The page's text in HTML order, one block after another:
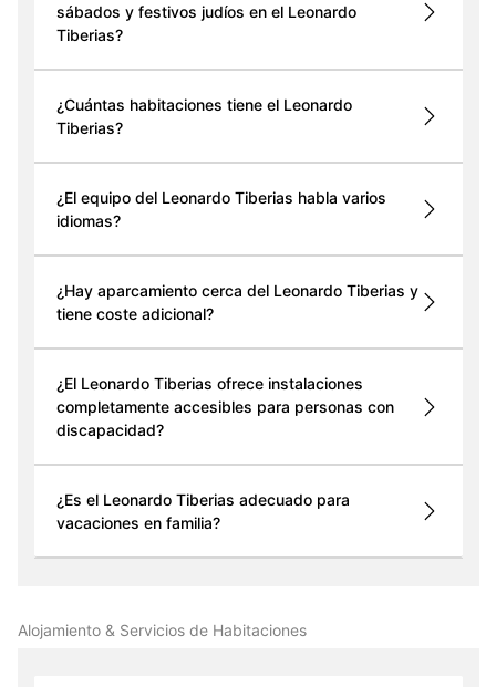
sábados y festivos judíos en el Leonardo
Tiberias?
¿Cuántas habitaciones tiene el Leonardo
Tiberias?
¿El equipo del Leonardo Tiberias habla varios
idiomas?
¿Hay aparcamiento cerca del Leonardo Tiberias y
tiene coste adicional?
¿El Leonardo Tiberias ofrece instalaciones
completamente accesibles para personas con
discapacidad?
¿Es el Leonardo Tiberias adecuado para
vacaciones en familia?
Alojamiento & Servicios de Habitaciones